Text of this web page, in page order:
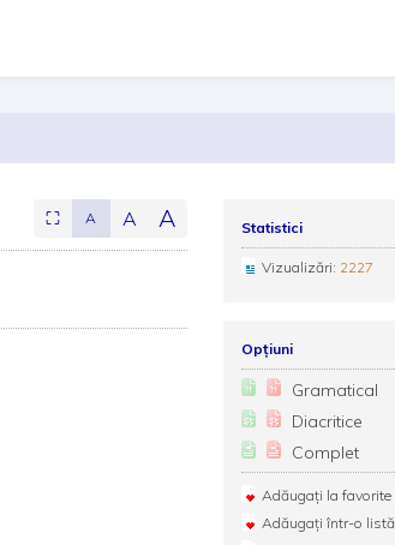
⛶ A A A Statistici
Vizualizări: 2227
Opțiuni
Gramatical
Diacritice
Complet
Adăugați la favorite
Adăugați într-o listă